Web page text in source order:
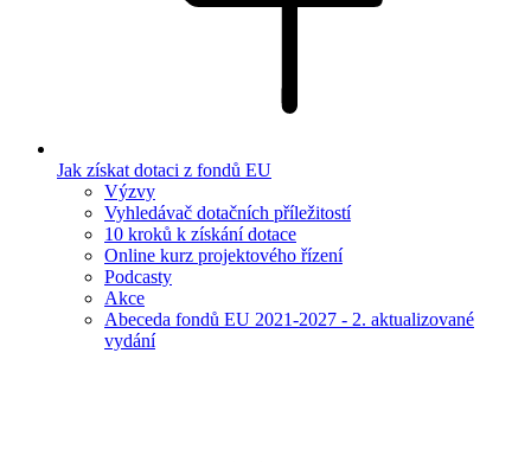
Jak získat dotaci z fondů EU
Výzvy
Vyhledávač dotačních příležitostí
10 kroků k získání dotace
Online kurz projektového řízení
Podcasty
Akce
Abeceda fondů EU 2021-2027 - 2. aktualizované
vydání